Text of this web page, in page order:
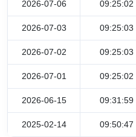
2026-07-06 09:25:02
2026-07-03 09:25:03
2026-07-02 09:25:03
2026-07-01 09:25:02
2026-06-15 09:31:59
2025-02-14 09:50:47